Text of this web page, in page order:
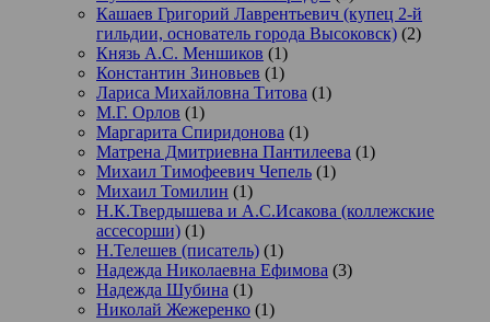
Кашаев Григорий Лаврентьевич (купец 2-й
гильдии, основатель города Высоковск) (2)
Князь А.С. Меншиков (1)
Константин Зиновьев (1)
Лариса Михайловна Титова (1)
М.Г. Орлов (1)
Маргарита Спиридонова (1)
Матрена Дмитриевна Пантилеева (1)
Михаил Тимофеевич Чепель (1)
Михаил Томилин (1)
Н.К.Твердышева и А.С.Исакова (коллежские
ассесорши) (1)
Н.Телешев (писатель) (1)
Надежда Николаевна Ефимова (3)
Надежда Шубина (1)
Николай Жежеренко (1)